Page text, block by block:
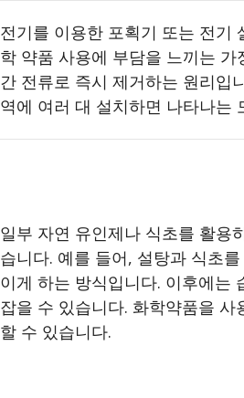
전기를 이용한 포획기 또는 전기
학 약품 사용에 부담을 느끼는
간 전류로 즉시 제거하는 원리입
역에 여러 대 설치하면 나타나는
일부 자연 유인제나 식초를 활용
습니다. 예를 들어, 설탕과 식초
이게 하는 방식입니다. 이후에는
잡을 수 있습니다. 화학약품을
할 수 있습니다.